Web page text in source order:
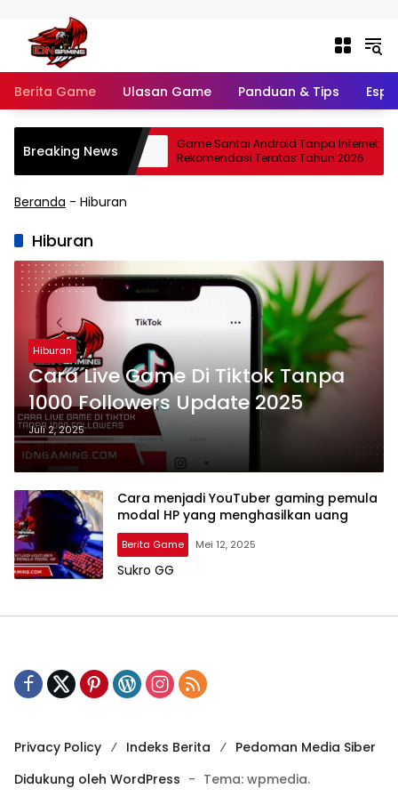
Berita Game Ulasan Game Panduan & Tips
Breaking News
2026
Game Santai Android Tanpa Internet: 10
Rekomendasi Teratas Tahun 2026
Beranda - Hiburan
Hiburan
Hiburan
Cara Live Game Di Tiktok Tanpa
1000 Followers Update 2025
Juli 2, 2025
Sukro GG
Cara menjadi YouTuber gaming pemula
modal HP yang menghasilkan uang
Berita Game Mei 12, 2025
Sukro GG
Privacy Policy Indeks Berita
Pedoman Media Siber
Didukung oleh WordPress - Tema: wpmedia.